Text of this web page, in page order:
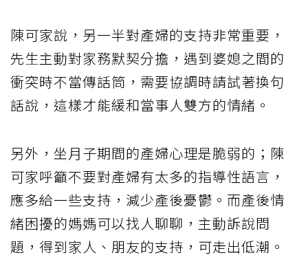
陳可家說，另一半對產婦的支持非常重要，
先生主動對家務默契分擔，遇到婆媳之間的
衝突時不當傳話筒，需要協調時請試著換句
話說，這樣才能緩和當事人雙方的情緒。
另外，坐月子期間的產婦心理是脆弱的；陳
可家呼籲不要對產婦有太多的指導性語言，
應多給一些支持，減少產後憂鬱。而產後情
緒困擾的媽媽可以找人聊聊，主動訴說問
題，得到家人、朋友的支持，可走出低潮。